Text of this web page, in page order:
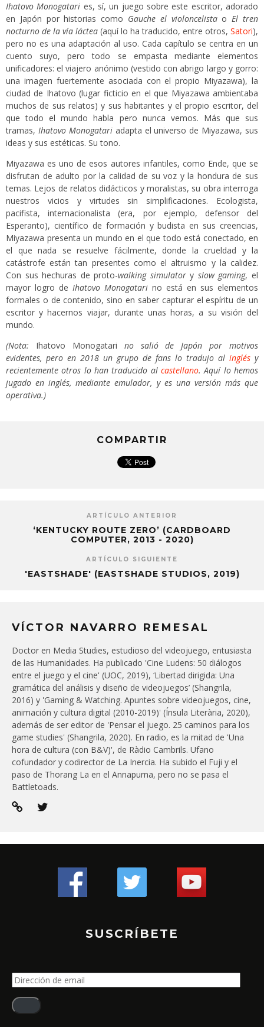
Ihatovo Monogatari es, sí, un juego sobre este escritor, adorado
en Japón por historias como Gauche el violoncelistaoEl tren
nocturno de la vía láctea (aquí lo ha traducido, entre otros, Satori),
pero no es una adaptación al uso. Cada capítulo se centra en un
cuento suyo, pero todo se empasta mediante elementos
unificadores: el viajero anónimo (vestido con abrigo largo y gorro:
una imagen fuertemente asociada con el propio Miyazawa), la
ciudad de Ihatovo (lugar ficticio en el que Miyazawa ambientaba
muchos de sus relatos) y sus habitantes y el propio escritor, del
que todo el mundo habla pero nunca vemos. Más que sus
tramas, Ihatovo Monogatari adapta el universo de Miyazawa, sus
ideas y sus estéticas. Su tono.
Miyazawa es uno de esos autores infantiles, como Ende, que se
disfrutan de adulto por la calidad de su voz y la hondura de sus
temas. Lejos de relatos didácticos y moralistas, su obra interroga
nuestros vicios y virtudes sin simplificaciones. Ecologista,
pacifista, internacionalista (era, por ejemplo, defensor del
Esperanto), científico de formación y budista en sus creencias,
Miyazawa presenta un mundo en el que todo está conectado, en
el que nada se resuelve fácilmente, donde la crueldad y la
catástrofe están tan presentes como el altruismo y la calidez.
Con sus hechuras de proto-walking simulatory slow gaming, el
mayor logro de Ihatovo Monogatari no está en sus elementos
formales o de contenido, sino en saber capturar el espíritu de un
escritor y hacernos viajar, durante unas horas, a su visión del
mundo.
(Nota: Ihatovo Monogatari no salió de Japón por motivos
evidentes, pero en 2018 un grupo de fans lo tradujo al inglés y
recientemente otros lo han traducido al castellano. Aquí lo hemos
jugado en inglés, mediante emulador, y es una versión más que
operativa.)
COMPARTIR
ARTÍCULO ANTERIOR
‘KENTUCKY ROUTE ZERO’ (CARDBOARD
COMPUTER, 2013 - 2020)
ARTÍCULO SIGUIENTE
'EASTSHADE' (EASTSHADE STUDIOS, 2019)
VÍCTOR NAVARRO REMESAL
Doctor en Media Studies, estudioso del videojuego, entusiasta
de las Humanidades. Ha publicado 'Cine Ludens: 50 diálogos
entre el juego y el cine' (UOC, 2019), ‘Libertad dirigida: Una
gramática del análisis y diseño de videojuegos’ (Shangrila,
2016) y 'Gaming & Watching. Apuntes sobre videojuegos, cine,
animación y cultura digital (2010-2019)' (Ínsula Literària, 2020),
además de ser editor de 'Pensar el juego. 25 caminos para los
game studies' (Shangrila, 2020). En radio, es la mitad de 'Una
hora de cultura (con B&V)', de Ràdio Cambrils. Ufano
cofundador y codirector de La Inercia. Ha subido el Fuji y el
paso de Thorang La en el Annapurna, pero no se pasa el
Battletoads.
SUSCRÍBETE
Dirección
de
email